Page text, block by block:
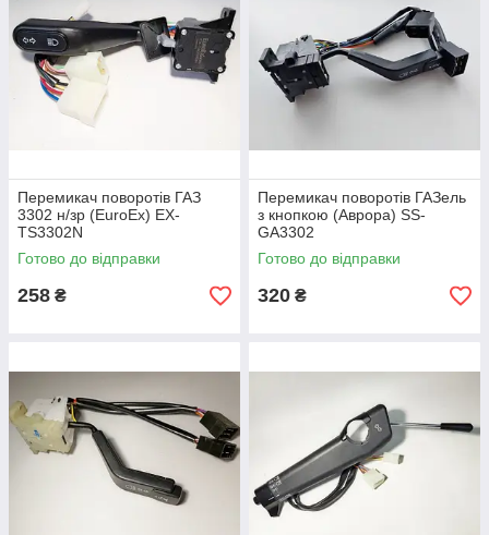
Перемикач поворотів ГАЗ
3302 н/зр (EuroEx) EX-
TS3302N
Готово до відправки
258 ₴
Перемикач поворотів ГАЗель
з кнопкою (Аврора) SS-
GA3302
Готово до відправки
320 ₴